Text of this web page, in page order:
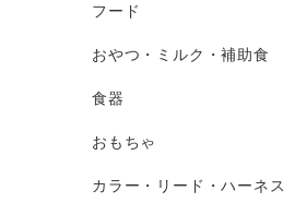
フード
おやつ・ミルク・補助食
食器
おもちゃ
カラー・リード・ハーネス